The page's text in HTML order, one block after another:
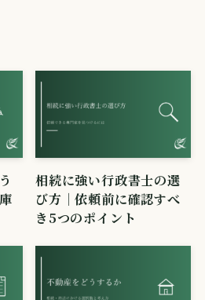
相続に強い行政書士の選
び方｜依頼前に確認すべ
き5つのポイント